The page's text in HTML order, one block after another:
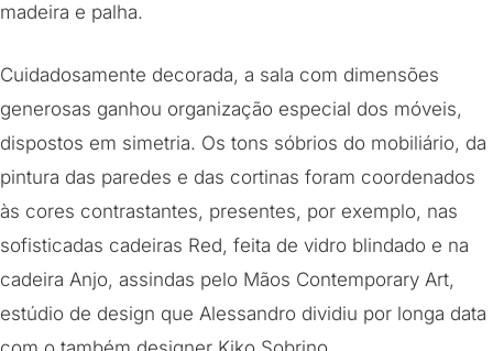
madeira e palha.
Cuidadosamente decorada, a sala com dimensões
generosas ganhou organização especial dos móveis,
dispostos em simetria. Os tons sóbrios do mobiliário, da
pintura das paredes e das cortinas foram coordenados
às cores contrastantes, presentes, por exemplo, nas
sofisticadas cadeiras Red, feita de vidro blindado e na
cadeira Anjo, assindas pelo Mãos Contemporary Art,
estúdio de design que Alessandro dividiu por longa data